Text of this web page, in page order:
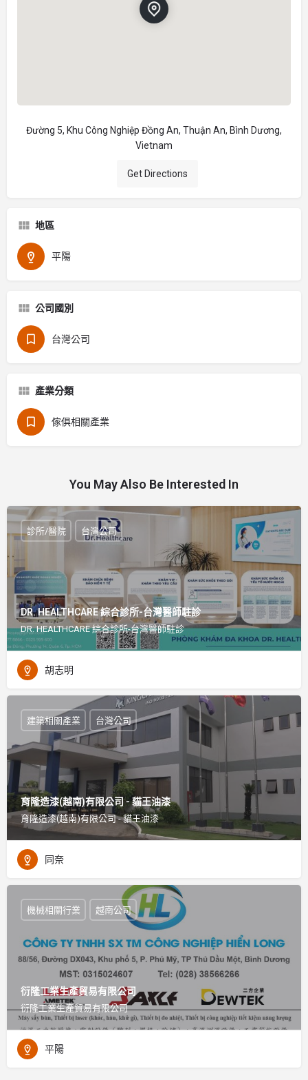
Đường 5, Khu Công Nghiệp Đồng An, Thuận An, Bình Dương,
Vietnam
Get Directions
地區
平陽
公司國別
台灣公司
產業分類
傢俱相關產業
You May Also Be Interested In
DR. HEALTHCARE 綜合診所-台灣醫師駐診
DR. HEALTHCARE 綜合診所-台灣醫師駐診
診所/醫院 台灣公司
胡志明
育隆造漆(越南)有限公司 - 貓王油漆
育隆造漆(越南)有限公司 - 貓王油漆
建築相關產業 台灣公司
同奈
衍隆工業生產貿易有限公司
衍隆工業生產貿易有限公司
機械相關行業 越南公司
平陽